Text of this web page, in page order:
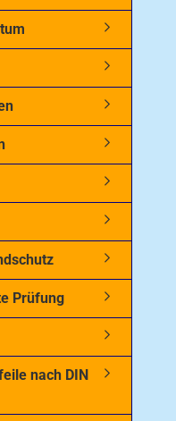
Prüfung
nach DIN